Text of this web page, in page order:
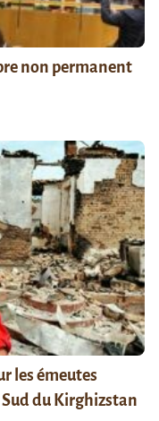
non permanent
les émeutes
du Kirghizstan